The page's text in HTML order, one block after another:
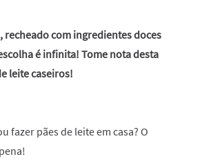
com ingredientes doces
é infinita! Tome nota desta
leite caseiros!
fazer pães de leite em casa? O